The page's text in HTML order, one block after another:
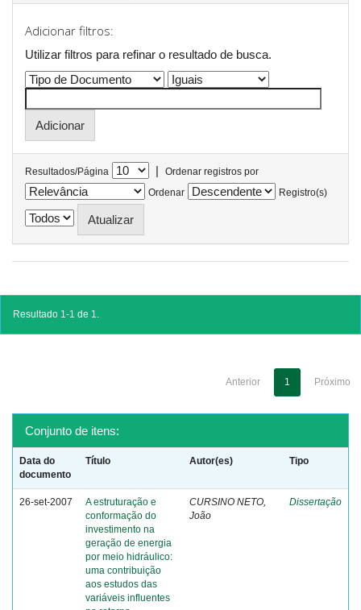
Adicionar filtros:
Utilizar filtros para refinar o resultado de busca.
Resultados/Página |
Ordenar registros por
Ordenar
Registro(s)
Resultado 1-1 de 1.
Anterior 1 Próximo
Conjunto de itens:
Data do
documento
Título Autor(es) Tipo
26-set-2007
A estruturação e
conformação do
investimento na
geração de energia
por meio hidráulico:
uma contribuição
aos estudos das
variáveis influentes
CURSINO NETO,
João
Dissertação